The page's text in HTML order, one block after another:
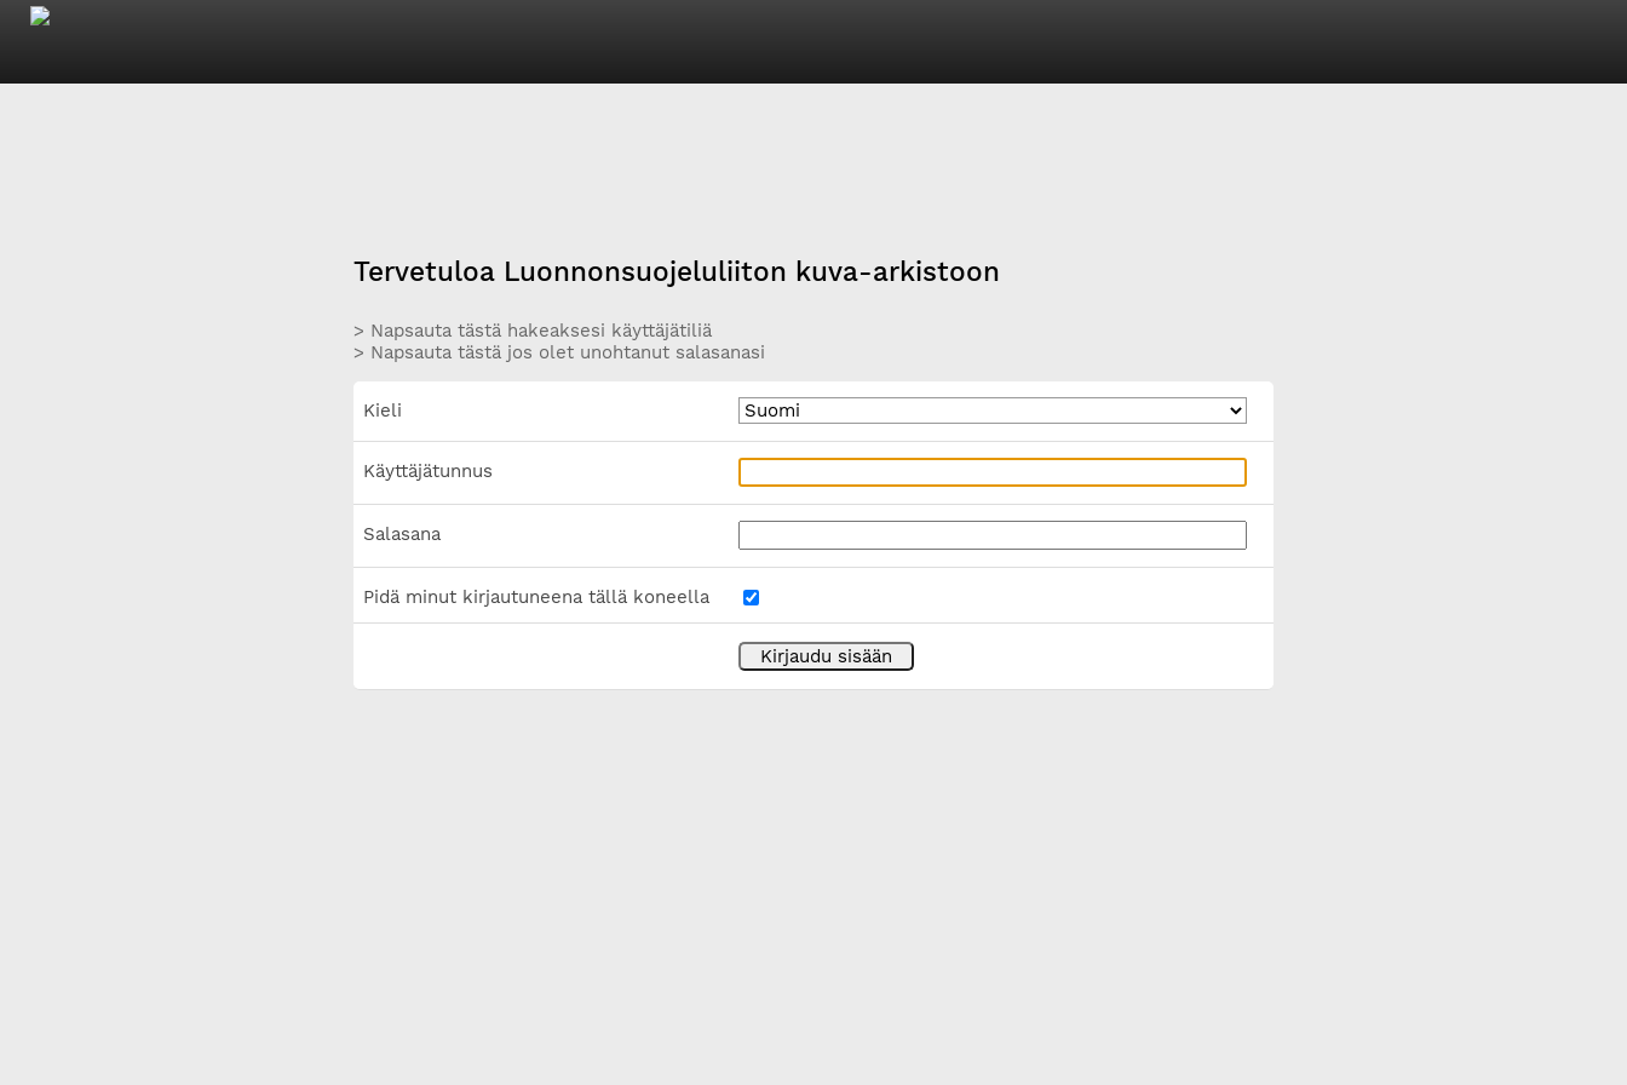
Tervetuloa Luonnonsuojeluliiton kuva-arkistoon
> Napsauta tästä hakeaksesi käyttäjätiliä
> Napsauta tästä jos olet unohtanut salasanasi
Kieli
Käyttäjätunnus
Salasana
Pidä minut kirjautuneena tällä koneella